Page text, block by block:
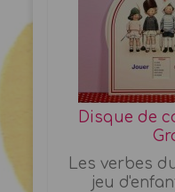
Disque de
Les verbes
jeu